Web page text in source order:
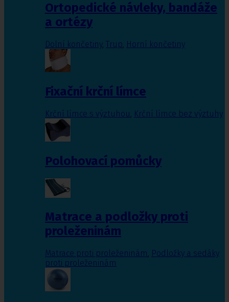
Ortopedické návleky, bandáže
a ortézy
Dolní končetiny, Trup, Horní končetiny
Fixační krční límce
Krční límce s výztuhou Krční límce bez výztuhy
Polohovací pomůcky
Matrace a podložky proti
proleženinám
Matrace proti proleženinám, Podložky a sedáky
proti proleženinám